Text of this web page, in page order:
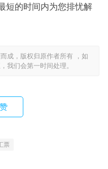
短的时间内为您排忧解
成，版权归原作者所有 ，如
我们会第一时间处理。
票